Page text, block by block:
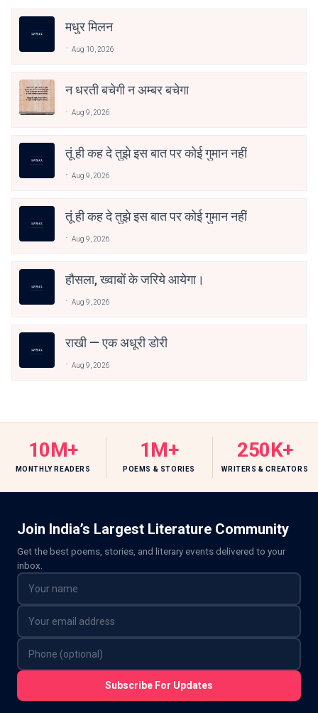
मधुर मिलन
Aug 10, 2026
न धरती बचेगी न अम्बर बचेगा
Aug 9, 2026
तूं ही कह दे तुझे इस बात पर कोई गुमान नहीं
Aug 9, 2026
तूं ही कह दे तुझे इस बात पर कोई गुमान नहीं
Aug 9, 2026
हौसला, ख्वाबों के जरिये आयेगा।
Aug 9, 2026
राखी — एक अधूरी डोरी
Aug 9, 2026
10M+
MONTHLY READERS
1M+
POEMS & STORIES
250K+
WRITERS & CREATORS
Join India’s Largest Literature Community
Get the best poems, stories, and literary events delivered to your
inbox.
Subscribe For Updates